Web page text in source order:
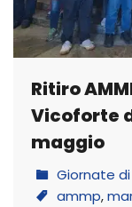
Ritiro
Vicoforte
maggio
Giornate
ammp,